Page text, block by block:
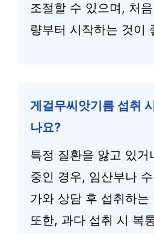
조절할 수 있으며, 처
량부터 시작하는 것이
게걸무씨앗기름 섭취
나요?
특정 질환을 앓고 있거
중인 경우, 임산부나
가와 상담 후 섭취하는
또한, 과다 섭취 시 복